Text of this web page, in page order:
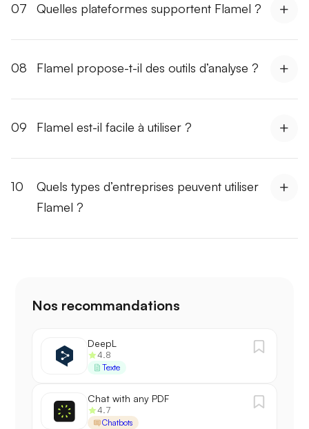
07 Quelles plateformes supportent Flamel ?
08 Flamel propose-t-il des outils d’analyse ?
09 Flamel est-il facile à utiliser ?
10
Quels types d’entreprises peuvent utiliser
Flamel ?
Nos recommandations
DeepL
4.8
Texte
Chat with any PDF
4.7
Chatbots